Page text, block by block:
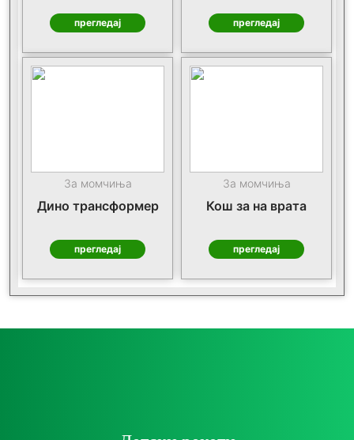
прегледај прегледај
За момчиња
Дино трансформер
прегледај
За момчиња
Кош за на врата
прегледај